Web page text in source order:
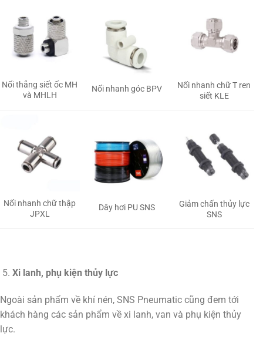
Nối thẳng siết ốc MH
và MHLH
Nối nhanh góc BPV
Nối nhanh chữ T ren
siết KLE
Nối nhanh chữ thập
JPXL
Dây hơi PU SNS
Giảm chấn thủy lực
SNS
Xi lanh, phụ kiện thủy lực
Ngoài sản phẩm về khí nén, SNS Pneumatic cũng đem tới
khách hàng các sản phẩm về xi lanh, van và phụ kiện thủy
lực.